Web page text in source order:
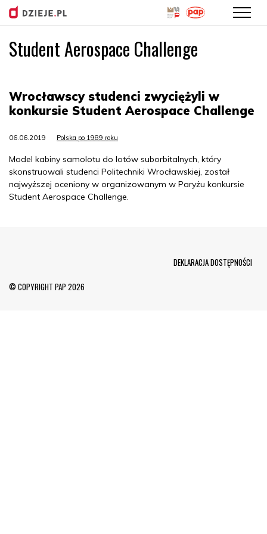
Przejdź
do
Student Aerospace Challenge
Wrocławscy studenci zwyciężyli w
konkursie Student Aerospace Challenge
06.06.2019 Polska po 1989 roku
Model kabiny samolotu do lotów suborbitalnych, który
skonstruowali studenci Politechniki Wrocławskiej, został
najwyższej oceniony w organizowanym w Paryżu konkursie
Student Aerospace Challenge.
© COPYRIGHT PAP 2026
DEKLARACJA DOSTĘPNOŚCI